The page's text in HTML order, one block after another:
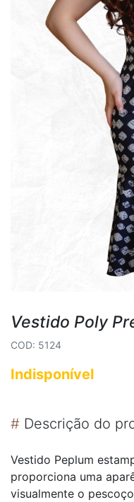
Vestido Poly
COD: 5124
Indisponível
# Descrição do
Vestido Peplum
proporciona uma
visualmente o